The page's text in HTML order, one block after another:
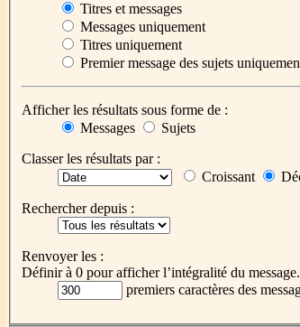
Titres et messages
Messages uniquement
Titres uniquement
Premier message des sujets
Afficher les résultats sous forme de :
Messages
Sujets
Classer les résultats par :
Croissant
Rechercher depuis :
Renvoyer les :
Définir à 0 pour afficher l’intégralité du message.
premiers caractères des